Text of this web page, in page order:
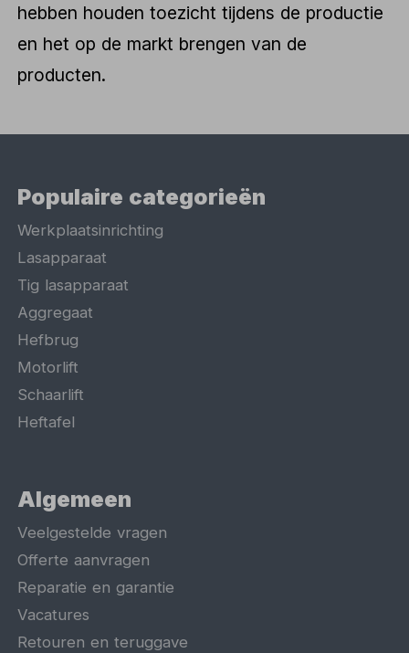
hebben houden toezicht tijdens de productie
en het op de markt brengen van de
producten.
Populaire categorieën
Werkplaatsinrichting
Lasapparaat
Tig lasapparaat
Aggregaat
Hefbrug
Motorlift
Schaarlift
Heftafel
Algemeen
Veelgestelde vragen
Offerte aanvragen
Reparatie en garantie
Vacatures
Retouren en teruggave